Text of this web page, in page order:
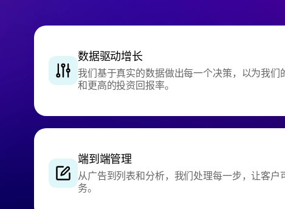
数据驱动增长
我们基于真实的数据做出每一个决策，以为我
和更高的投资回报率。
端到端管理
从广告到列表和分析，我们处理每一步，让客
务。